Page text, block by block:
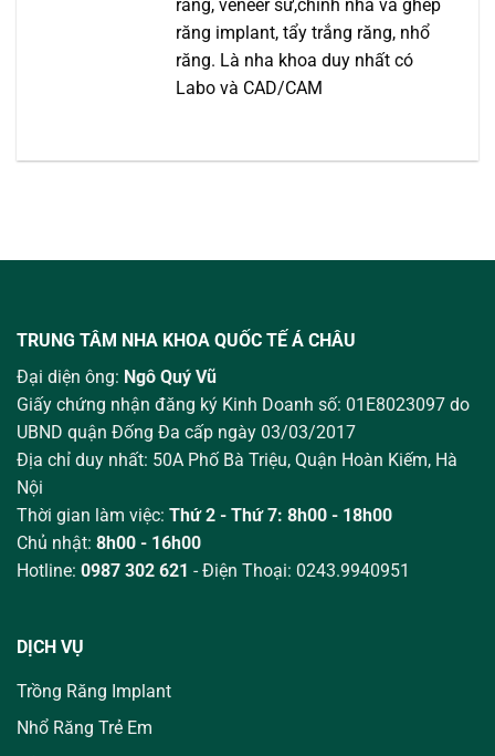
răng, veneer sứ,chỉnh nha và ghép
răng implant, tẩy trắng răng, nhổ
răng. Là nha khoa duy nhất có
Labo và CAD/CAM
TRUNG TÂM NHA KHOA QUỐC TẾ Á CHÂU
Đại diện ông: Ngô Quý Vũ
Giấy chứng nhận đăng ký Kinh Doanh số: 01E8023097 do
UBND quận Đống Đa cấp ngày 03/03/2017
Địa chỉ duy nhất: 50A Phố Bà Triệu, Quận Hoàn Kiếm, Hà
Nội
Thời gian làm việc: Thứ 2 - Thứ 7: 8h00 - 18h00
Chủ nhật: 8h00 - 16h00
Hotline: 0987 302 621 - Điện Thoại: 0243.9940951
DỊCH VỤ
Trồng Răng Implant
Nhổ Răng Trẻ Em